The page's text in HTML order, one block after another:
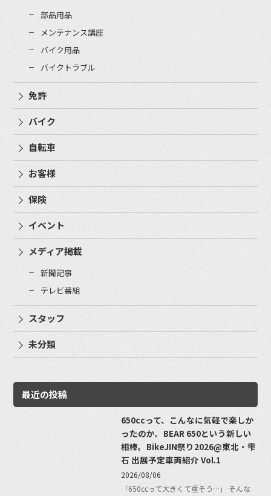
部品用品
メンテナンス講座
バイク用品
バイクトラブル
免許
バイク
自転車
お客様
保険
イベント
メディア掲載
新聞記事
テレビ番組
スタッフ
未分類
最近の投稿
650ccって、こんなに気軽で楽しか
ったのか。BEAR 650という新しい
相棒。BikeJIN祭り2026@東北・雫
石 出展予定車両紹介 Vol.1
2026/08/06
「650ccって大きくて重そう…」 そんな